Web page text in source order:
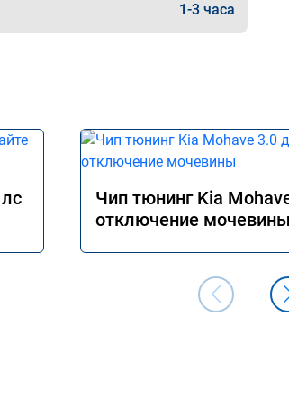
1-3 часа
Чип тюнинг Kia
отключение мочевины